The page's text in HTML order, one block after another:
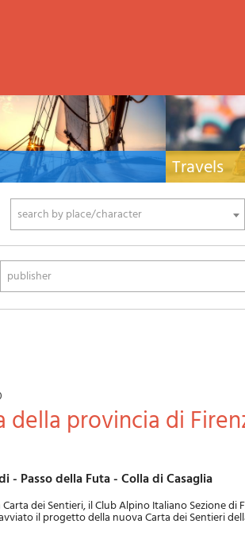
nautical cartography, books
for sailboat and motor
Travels
Travel guides
Europe and the
search by place/character
publisher
- Passo della Futa - Colla di Casaglia
dei Sentieri, il Club Alpino Italiano Sezione di
il progetto della nuova Carta dei Sentieri